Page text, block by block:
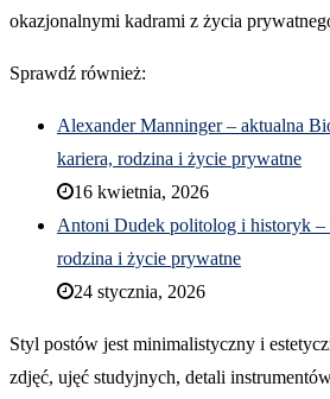
okazjonalnymi kadrami z życia
Sprawdź również:
Alexander Manninger – aktualna
kariera, rodzina i życie prywatne
16 kwietnia, 2026
Antoni Dudek politolog i historyk –
rodzina i życie prywatne
24 stycznia, 2026
Styl postów jest minimalistyczny i
zdjęć, ujęć studyjnych, detali